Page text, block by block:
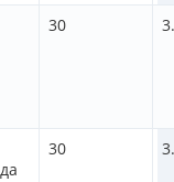
30
30